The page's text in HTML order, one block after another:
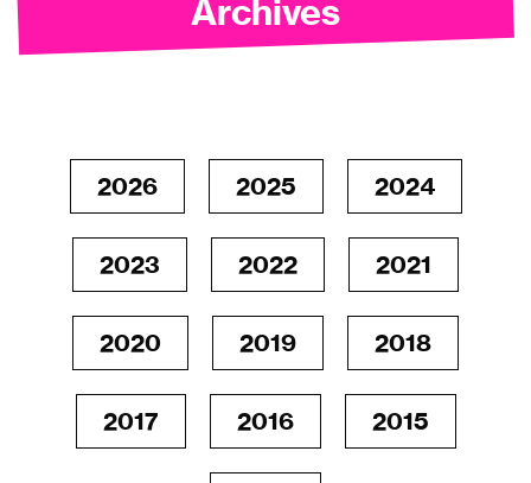
Archives
2026 2025 2024
2023 2022 2021
2020 2019 2018
2017 2016 2015